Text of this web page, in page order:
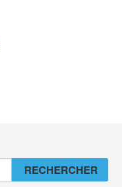
RECHERCHER